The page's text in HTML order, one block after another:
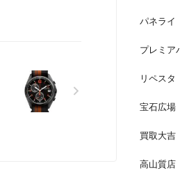
パネライ
プレミア
リペスタ
宝石広場
買取大吉
高山質店